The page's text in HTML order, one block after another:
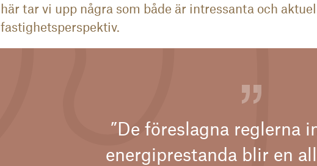
här tar vi upp några som både är intressanta och
fastighetsperspektiv.
”De föreslagna reglerna
energiprestanda blir en